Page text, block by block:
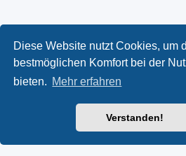
Diese Website nutzt Cookies, um
bestmöglichen Komfort bei der
bieten. Mehr erfahren
Verstanden!